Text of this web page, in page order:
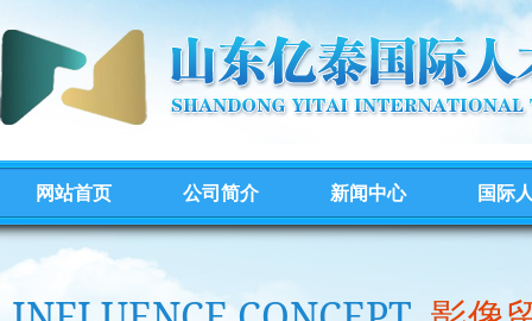
网站首页 公司简介 新闻中心 国际